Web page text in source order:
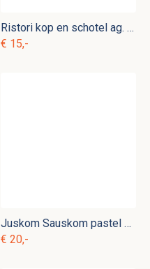
Ristori kop en schotel ag. d 1
€ 15,-
Juskom Sauskom pastel geel ag. p 8
€ 20,-